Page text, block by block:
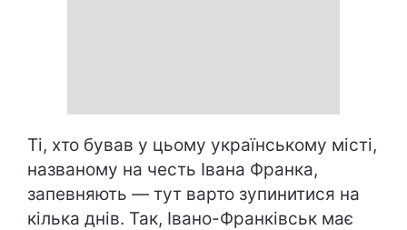
Ті, хто бував у цьому українському місті,
названому на честь Івана Франка,
запевняють — тут варто зупинитися на
кілька днів. Так, Івано-Франківськ має